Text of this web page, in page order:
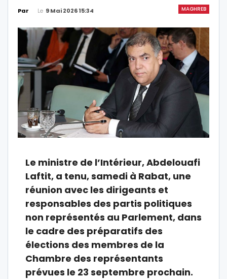
MAGHREB
Par Le 9 Mai 2026 15:34
Le ministre de l’Intérieur, Abdelouafi
Laftit, a tenu, samedi à Rabat, une
réunion avec les dirigeants et
responsables des partis politiques
non représentés au Parlement, dans
le cadre des préparatifs des
élections des membres de la
Chambre des représentants
prévues le 23 septembre prochain.